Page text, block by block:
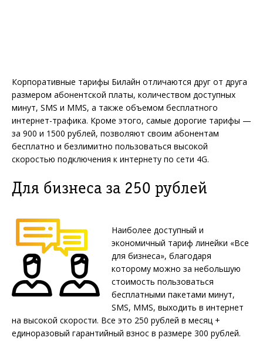
Корпоративные тарифы Билайн отличаются друг от друга
размером абонентской платы, количеством доступных
минут, SMS и MMS, а также объемом бесплатного
интернет-трафика. Кроме этого, самые дорогие тарифы —
за 900 и 1500 рублей, позволяют своим абонентам
бесплатно и безлимитно пользоваться высокой
скоростью подключения к интернету по сети 4G.
Для бизнеса за 250 рублей
Наиболее доступный и
экономичный тариф линейки «Все
для бизнеса», благодаря
которому можно за небольшую
стоимость пользоваться
бесплатными пакетами минут,
SMS, MMS, выходить в интернет
на высокой скорости. Все это 250 рублей в месяц +
единоразовый гарантийный взнос в размере 300 рублей.